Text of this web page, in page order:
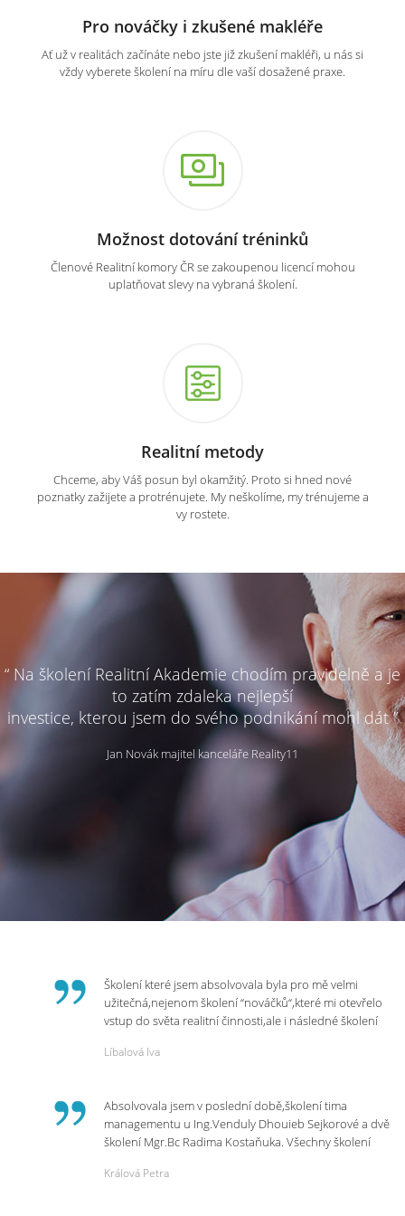
Pro nováčky i zkušené makléře
Ať už v realitách začínáte nebo jste již zkušení makléři, u nás si
vždy vyberete školení na míru dle vaší dosažené praxe.
Možnost dotování tréninků
Členové Realitní komory ČR se zakoupenou licencí mohou
uplatňovat slevy na vybraná školení.
Realitní metody
Chceme, aby Váš posun byl okamžitý. Proto si hned nové
poznatky zažijete a protrénujete. My neškolíme, my trénujeme a
vy rostete.
“ Na školení Realitní Akademie chodím pravidelně a je
to zatím zdaleka nejlepší
investice, kterou jsem do svého podnikání mohl dát ”
Jan Novák majitel kanceláře Reality11
Školení které jsem absolvovala byla pro mě velmi
užitečná,nejenom školení “nováčků“,které mi otevřelo
vstup do světa realitní činnosti,ale i následné školení
p.Vendulce která s nesmírnou lidskostí,přesto
potřebná školení,která Realitní Akademie umožňuje.
Líbalová Iva
Absolvovala jsem v poslední době,školení tima
managementu u Ing.Venduly Dhouieb Sejkorové a dvě
školení Mgr.Bc Radima Kostaňuka. Všechny školení
práci a na život.
Králová Petra